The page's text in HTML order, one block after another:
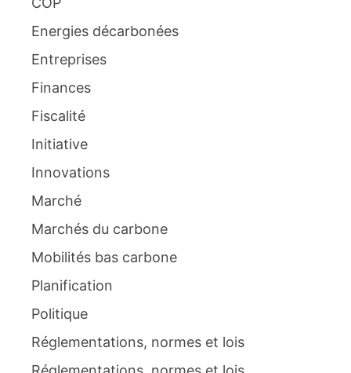
Energies décarbonées
Entreprises
Finances
Fiscalité
Initiative
Innovations
Marché
Marchés du carbone
Mobilités bas carbone
Planification
Politique
Réglementations, normes et lois